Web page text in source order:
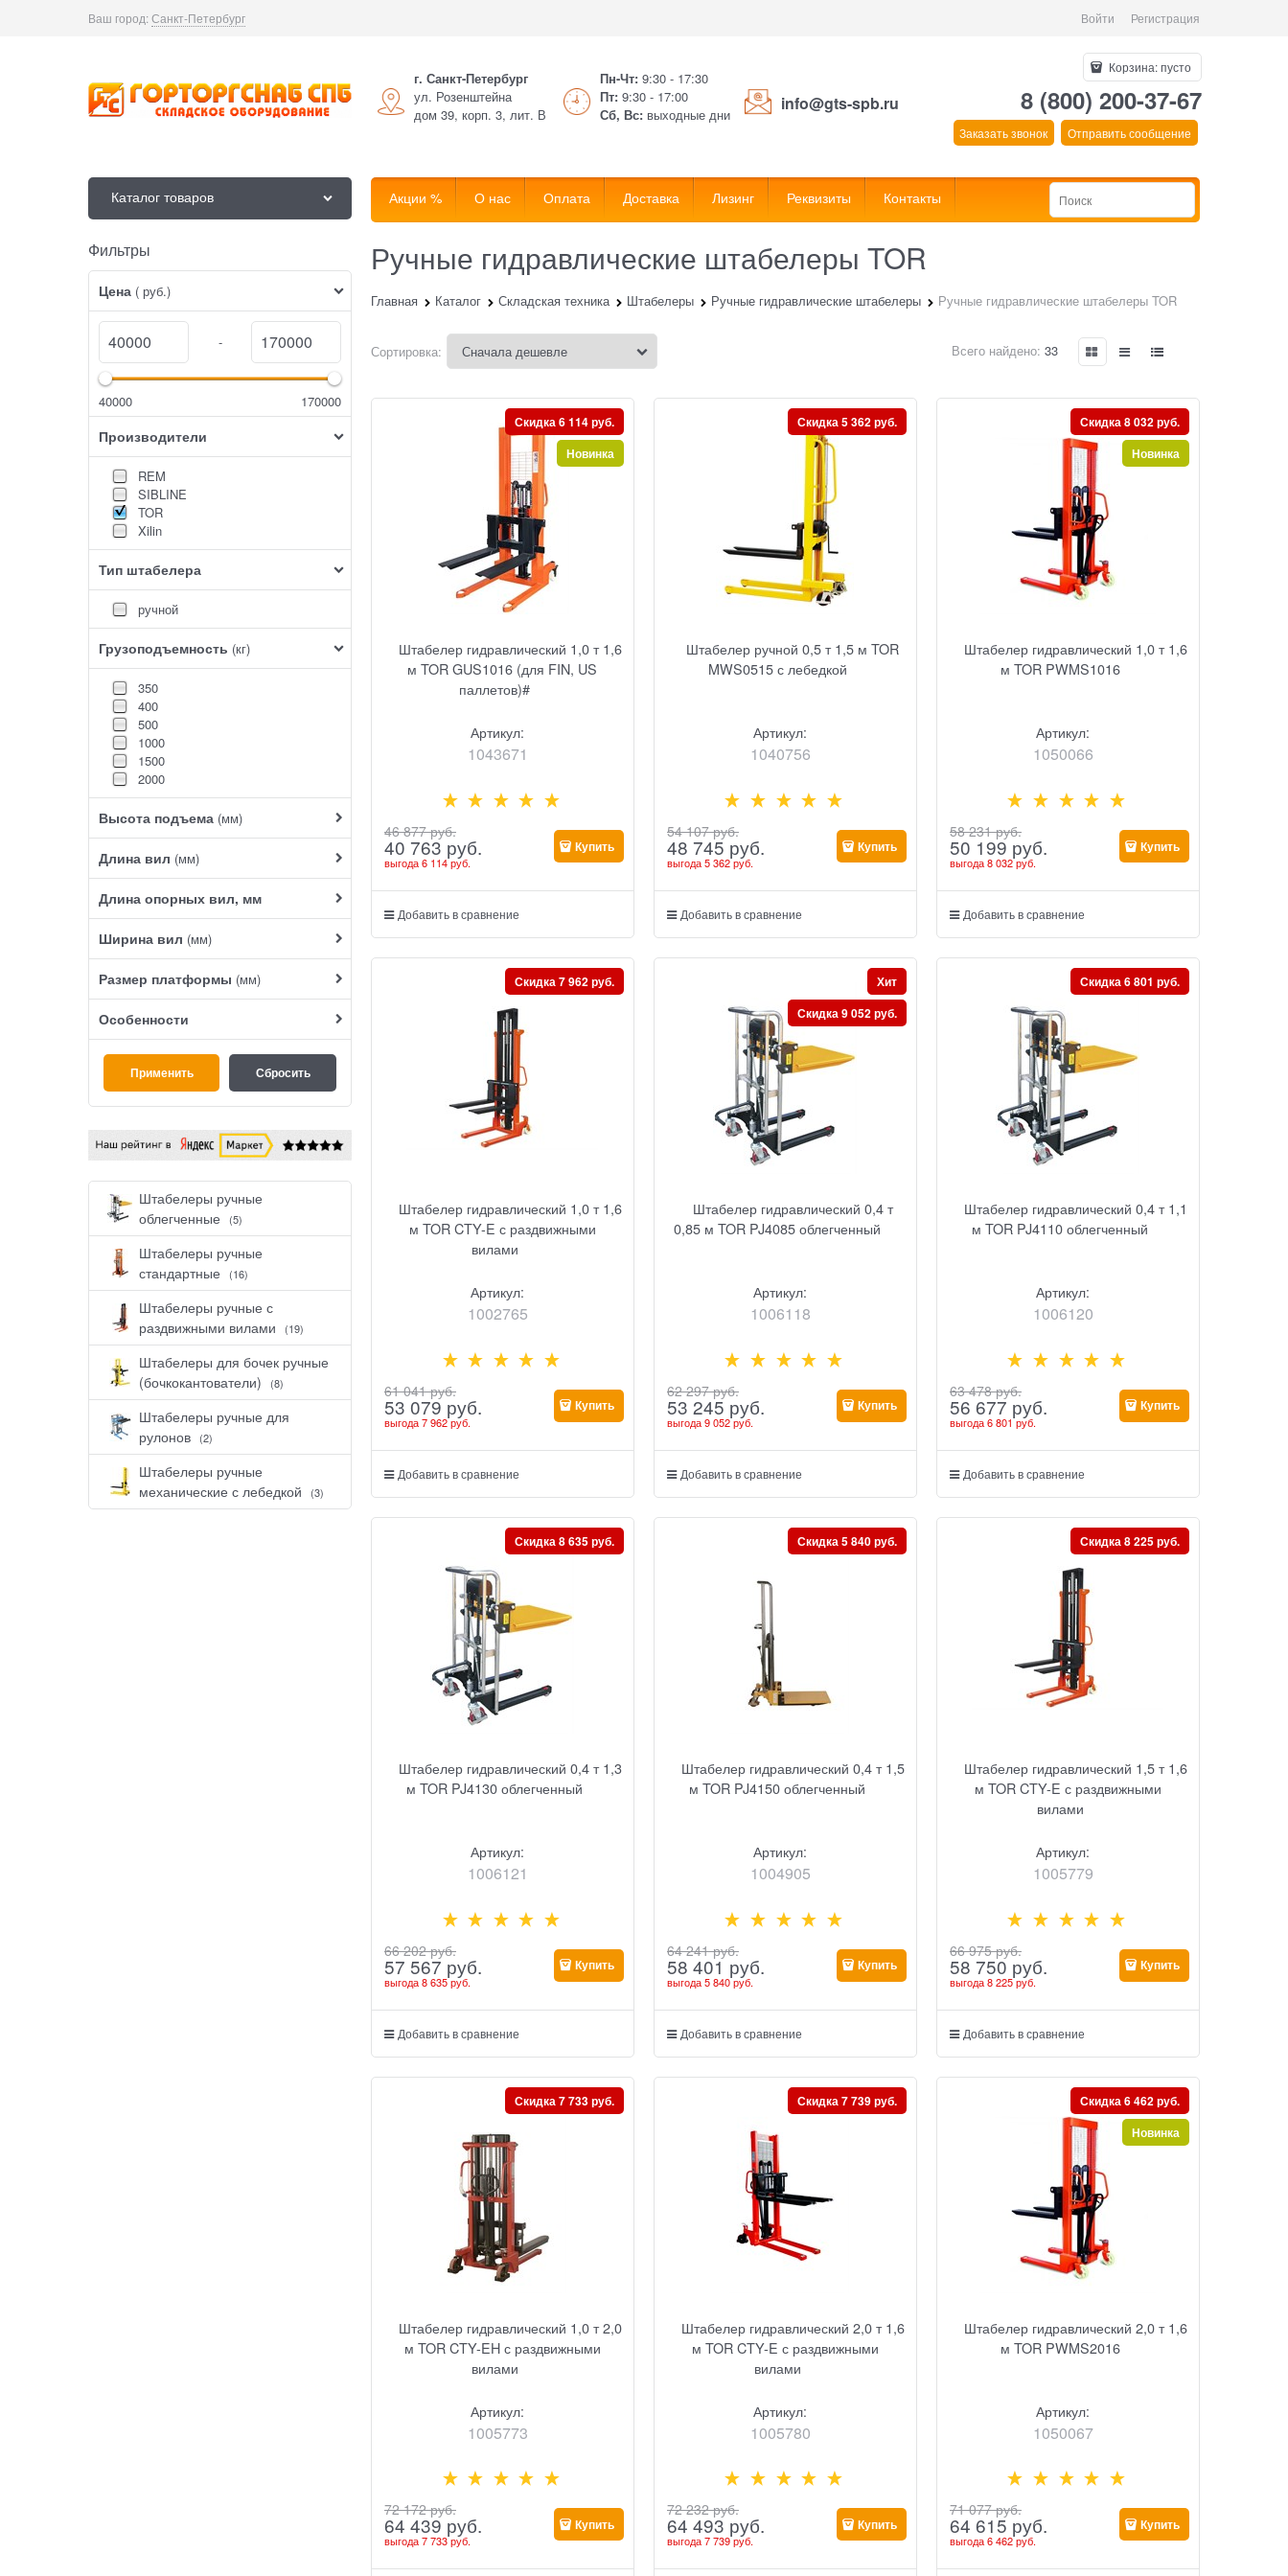
Ваш город:Санкт-Петербург Войти Регистрация
г. Санкт-Петербург
ул. Розенштейна
дом 39, корп. 3, лит. В
Пн-Чт: 9:30 - 17:30
Пт: 9:30 - 17:00
Сб, Вс: выходные дни
info@gts-spb.ru
Корзина:пусто
8 (800) 200-37-67
Заказать звонок Отправить сообщение
Каталог товаров Акции % О нас Оплата Доставка Лизинг Реквизиты Контакты
Штабелеры ручные
облегченные
(5)
Штабелеры ручные
стандартные
(16)
Штабелеры ручные с
раздвижными вилами
(19)
Штабелеры для бочек ручные
(бочкокантователи)
(8)
Штабелеры ручные для
рулонов
(2)
Штабелеры ручные
механические с лебедкой
(3)
Фильтры
Цена ( руб.)
-
40000 170000
Производители
REM
SIBLINE
TOR
Xilin
Тип штабелера
ручной
Грузоподъемность (кг)
350
400
500
1000
1500
2000
Высота подъема (мм)
Длина вил (мм)
Длина опорных вил, мм
Ширина вил (мм)
Размер платформы (мм)
Особенности
Найдено товаров: Ручные гидравлические штабелеры TOR
Главная Каталог Складская техника Штабелеры Ручные гидравлические штабелеры Ручные гидравлические штабелеры TOR
Сортировка: Всего найдено: 33
Штабелер гидравлический 1,0 т 1,6
м TOR GUS1016 (для FIN, US
паллетов)#
Артикул:
1043671
Скидка 6 114 руб.
Новинка
46 877 руб.
40 763 руб.
выгода6 114 руб.
Купить
Добавить в сравнение
Штабелер ручной 0,5 т 1,5 м TOR
MWS0515 с лебедкой
Артикул:
1040756
Скидка 5 362 руб.
54 107 руб.
48 745 руб.
выгода5 362 руб.
Купить
Добавить в сравнение
Штабелер гидравлический 1,0 т 1,6
м TOR PWMS1016
Артикул:
1050066
Скидка 8 032 руб.
Новинка
58 231 руб.
50 199 руб.
выгода8 032 руб.
Купить
Добавить в сравнение
Штабелер гидравлический 1,0 т 1,6
м TOR CTY-E с раздвижными
вилами
Артикул:
1002765
Скидка 7 962 руб.
61 041 руб.
53 079 руб.
выгода7 962 руб.
Купить
Добавить в сравнение
Штабелер гидравлический 0,4 т
0,85 м TOR PJ4085 облегченный
Артикул:
1006118
Хит
Скидка 9 052 руб.
62 297 руб.
53 245 руб.
выгода9 052 руб.
Купить
Добавить в сравнение
Штабелер гидравлический 0,4 т 1,1
м TOR PJ4110 облегченный
Артикул:
1006120
Скидка 6 801 руб.
63 478 руб.
56 677 руб.
выгода6 801 руб.
Купить
Добавить в сравнение
Штабелер гидравлический 0,4 т 1,3
м TOR PJ4130 облегченный
Артикул:
1006121
Скидка 8 635 руб.
66 202 руб.
57 567 руб.
выгода8 635 руб.
Купить
Добавить в сравнение
Штабелер гидравлический 0,4 т 1,5
м TOR PJ4150 облегченный
Артикул:
1004905
Скидка 5 840 руб.
64 241 руб.
58 401 руб.
выгода5 840 руб.
Купить
Добавить в сравнение
Штабелер гидравлический 1,5 т 1,6
м TOR CTY-E с раздвижными
вилами
Артикул:
1005779
Скидка 8 225 руб.
66 975 руб.
58 750 руб.
выгода8 225 руб.
Купить
Добавить в сравнение
Штабелер гидравлический 1,0 т 2,0
м TOR CTY-EH с раздвижными
вилами
Артикул:
1005773
Скидка 7 733 руб.
72 172 руб.
64 439 руб.
выгода7 733 руб.
Купить
Штабелер гидравлический 2,0 т 1,6
м TOR CTY-E с раздвижными
вилами
Артикул:
1005780
Скидка 7 739 руб.
72 232 руб.
64 493 руб.
выгода7 739 руб.
Купить
Штабелер гидравлический 2,0 т 1,6
м TOR PWMS2016
Артикул:
1050067
Скидка 6 462 руб.
Новинка
71 077 руб.
64 615 руб.
выгода6 462 руб.
Купить